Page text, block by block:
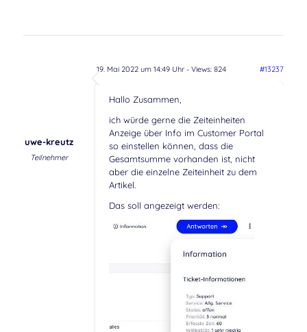
19. Mai 2022 um 14:49 Uhr- Views: 824 #13237
uwe-kreutz
Teilnehmer
Hallo Zusammen,
ich würde gerne die Zeiteinheiten
Anzeige über Info im Customer Portal
so einstellen können, dass die
Gesamtsumme vorhanden ist, nicht
aber die einzelne Zeiteinheit zu dem
Artikel.
Das soll angezeigt werden: